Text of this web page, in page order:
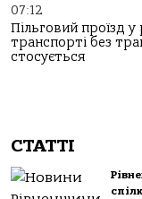
07:12
Пільговий проїзд
транспорті без
стосується
СТАТТІ